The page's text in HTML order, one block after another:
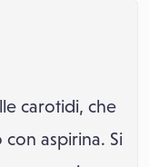
carotidi, che
aspirina. Si